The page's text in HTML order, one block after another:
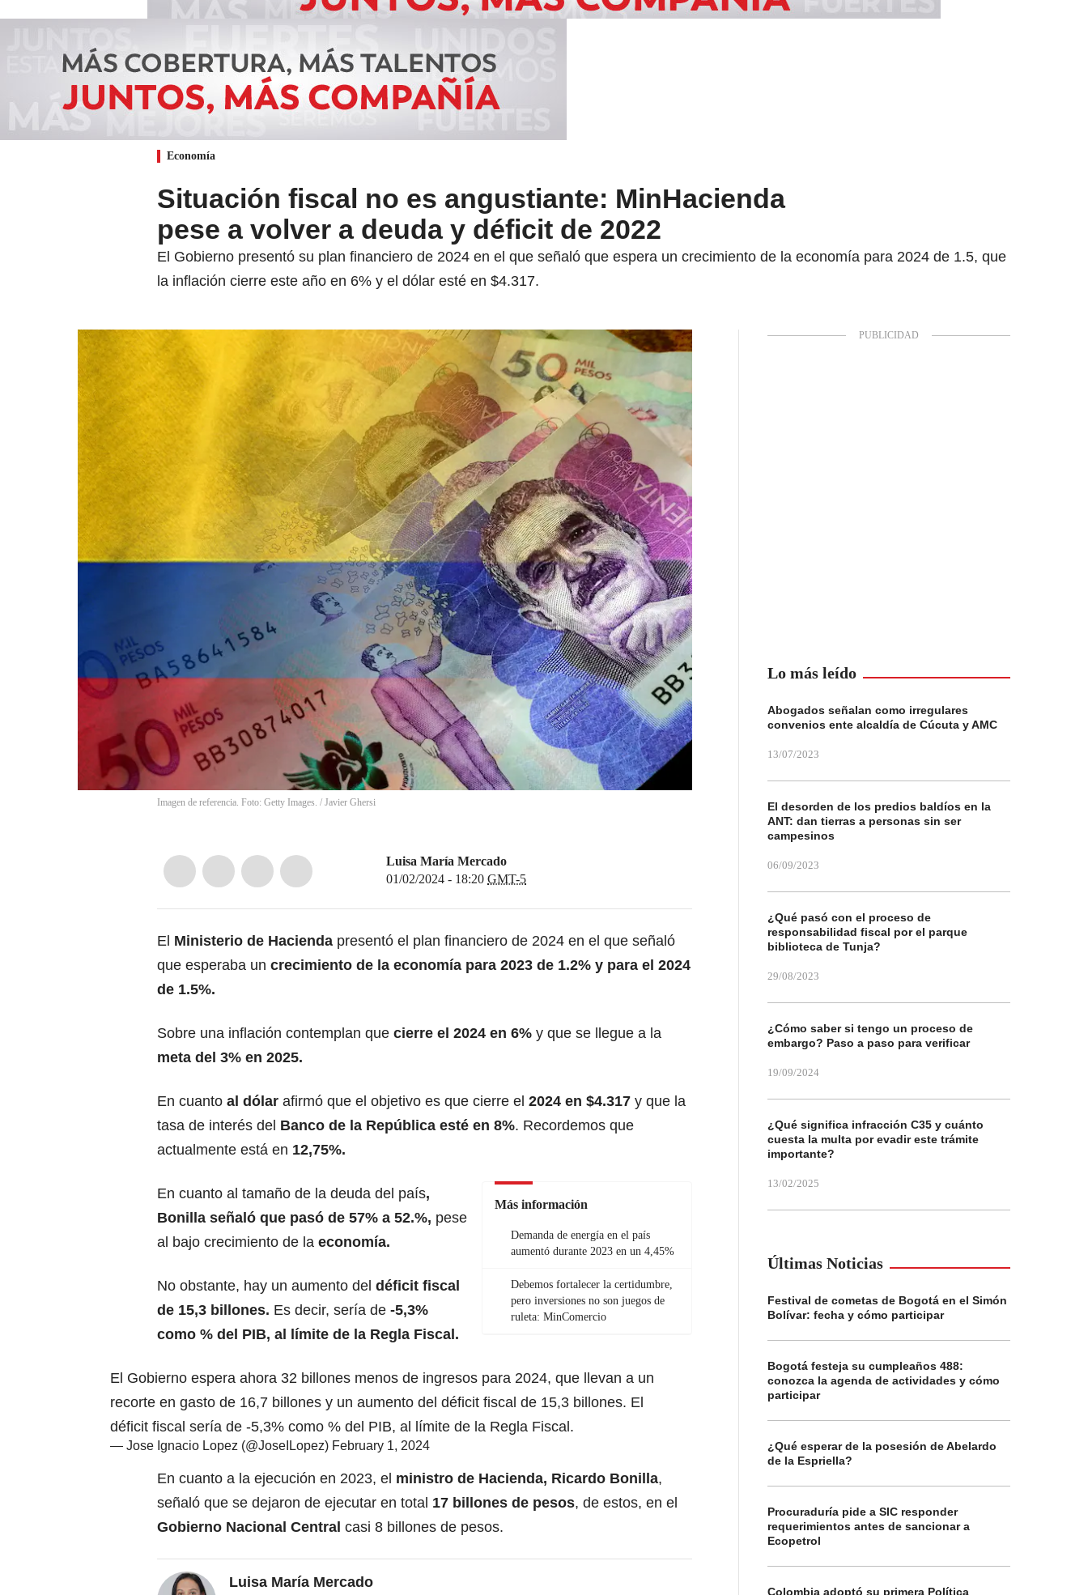
Economía
Situación fiscal no es angustiante: MinHacienda
pese a volver a deuda y déficit de 2022
El Gobierno presentó su plan financiero de 2024 en el que señaló que espera un crecimiento de la economía para 2024 de 1.5, que
la inflación cierre este año en 6% y el dólar esté en $4.317.
Imagen de referencia. Foto: Getty Images. / Javier Ghersi
Luisa María Mercado
01/02/2024 - 18:20 GMT-5
El Ministerio de Hacienda presentó el plan financiero de 2024 en el que señaló
que esperaba un crecimiento de la economía para 2023 de 1.2% y para el 2024
de 1.5%.
Sobre una inflación contemplan que cierre el 2024 en 6% y que se llegue a la
meta del 3% en 2025.
En cuanto al dólar afirmó que el objetivo es que cierre el 2024 en $4.317 y que la
tasa de interés del Banco de la República esté en 8%. Recordemos que
actualmente está en 12,75%.
Más información
Demanda de energía en el país
aumentó durante 2023 en un 4,45%
Debemos fortalecer la certidumbre,
pero inversiones no son juegos de
ruleta: MinComercio
En cuanto al tamaño de la deuda del país,
Bonilla señaló que pasó de 57% a 52.%, pese
al bajo crecimiento de la economía.
No obstante, hay un aumento del déficit fiscal
de 15,3 billones. Es decir, sería de -5,3%
como % del PIB, al límite de la Regla Fiscal.
El Gobierno espera ahora 32 billones menos de ingresos para 2024, que llevan a un
recorte en gasto de 16,7 billones y un aumento del déficit fiscal de 15,3 billones. El
déficit fiscal sería de -5,3% como % del PIB, al límite de la Regla Fiscal.
— Jose Ignacio Lopez (@JoseILopez) February 1, 2024
En cuanto a la ejecución en 2023, el ministro de Hacienda, Ricardo Bonilla,
señaló que se dejaron de ejecutar en total 17 billones de pesos, de estos, en el
Gobierno Nacional Central casi 8 billones de pesos.
Luisa María Mercado
Lo más leído
Abogados señalan como irregulares
convenios ente alcaldía de Cúcuta y AMC
13/07/2023
El desorden de los predios baldíos en la
ANT: dan tierras a personas sin ser
campesinos
06/09/2023
¿Qué pasó con el proceso de
responsabilidad fiscal por el parque
biblioteca de Tunja?
29/08/2023
¿Cómo saber si tengo un proceso de
embargo? Paso a paso para verificar
19/09/2024
¿Qué significa infracción C35 y cuánto
cuesta la multa por evadir este trámite
importante?
13/02/2025
Últimas Noticias
Festival de cometas de Bogotá en el Simón
Bolívar: fecha y cómo participar
Bogotá festeja su cumpleaños 488:
conozca la agenda de actividades y cómo
participar
¿Qué esperar de la posesión de Abelardo
de la Espriella?
Procuraduría pide a SIC responder
requerimientos antes de sancionar a
Ecopetrol
Colombia adoptó su primera Política